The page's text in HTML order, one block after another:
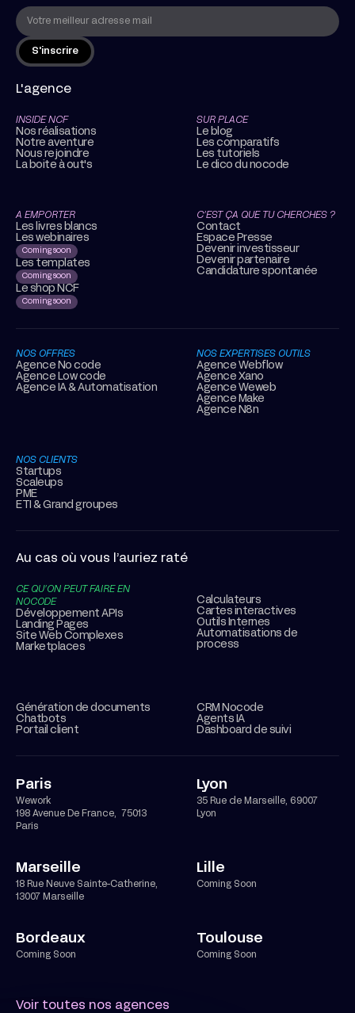
L'agence
INSIDE NCF
Nos réalisations
Notre aventure
Nous rejoindre
La boite à out's
SUR PLACE
Le blog
Les comparatifs
Les tutoriels
Le dico du nocode
A EMPORTER
Les livres blancs
Les webinaires
Coming soon
Les templates
Coming soon
Le shop NCF
Coming soon
C’EST ÇA QUE TU CHERCHES ?
Contact
Espace Presse
Devenir investisseur
Devenir partenaire
Candidature spontanée
NOS OFFRES
Agence No code
Agence Low code
Agence IA & Automatisation
NOS EXPERTISES OUTILS
Agence Webflow
Agence Xano
Agence Weweb
Agence Make
Agence N8n
NOS CLIENTS
Startups
Scaleups
PME
ETI & Grand groupes
Au cas où vous l’auriez raté
CE QU’ON PEUT FAIRE EN
NOCODE
Développement APIs
Landing Pages
Site Web Complexes
Marketplaces
Calculateurs
Cartes interactives
Outils Internes
Automatisations de
process
Génération de documents
Chatbots
Portail client
CRM Nocode
Agents IA
Dashboard de suivi
Paris
Wework
198 Avenue De France, 75013
Paris
Lyon
35 Rue de Marseille, 69007
Lyon
Marseille
18 Rue Neuve Sainte-Catherine,
13007 Marseille
Lille
Coming Soon
Bordeaux
Coming Soon
Toulouse
Coming Soon
Voir toutes nos agences